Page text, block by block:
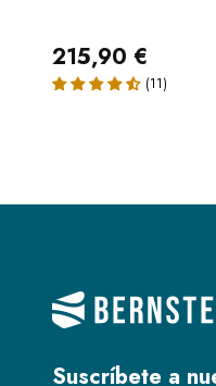
215,90 €
Suscríbete a